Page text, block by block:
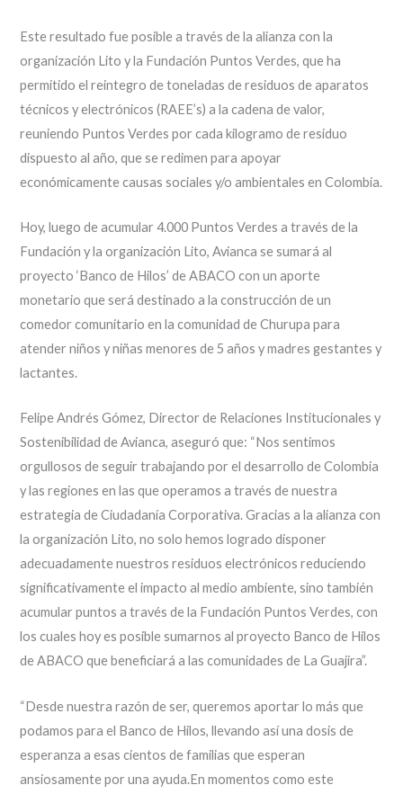
Este resultado fue posible a través de la alianza con la
organización Lito y la Fundación Puntos Verdes, que ha
permitido el reintegro de toneladas de residuos de aparatos
técnicos y electrónicos (RAEE’s) a la cadena de valor,
reuniendo Puntos Verdes por cada kilogramo de residuo
dispuesto al año, que se redimen para apoyar
económicamente causas sociales y/o ambientales en Colombia.
Hoy, luego de acumular 4.000 Puntos Verdes a través de la
Fundación y la organización Lito, Avianca se sumará al
proyecto ‘Banco de Hilos’ de ABACO con un aporte
monetario que será destinado a la construcción de un
comedor comunitario en la comunidad de Churupa para
atender niños y niñas menores de 5 años y madres gestantes y
lactantes.
Felipe Andrés Gómez, Director de Relaciones Institucionales y
Sostenibilidad de Avianca, aseguró que: “Nos sentimos
orgullosos de seguir trabajando por el desarrollo de Colombia
y las regiones en las que operamos a través de nuestra
estrategia de Ciudadanía Corporativa. Gracias a la alianza con
la organización Lito, no solo hemos logrado disponer
adecuadamente nuestros residuos electrónicos reduciendo
significativamente el impacto al medio ambiente, sino también
acumular puntos a través de la Fundación Puntos Verdes, con
los cuales hoy es posible sumarnos al proyecto Banco de Hilos
de ABACO que beneficiará a las comunidades de La Guajira”.
“Desde nuestra razón de ser, queremos aportar lo más que
podamos para el Banco de Hilos, llevando así una dosis de
esperanza a esas cientos de familias que esperan
ansiosamente por una ayuda.En momentos como este